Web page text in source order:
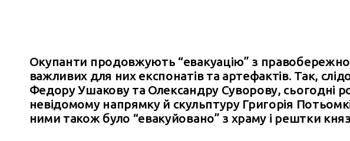
Окупанти продовжують “евакуацію” з
важливих для них експонатів та артефактів. Так,
Федору Ушакову та Олександру Суворову, сьогодні
невідомому напрямку й скульптуру Григорія
ними також було “евакуйовано” з храму і рештки